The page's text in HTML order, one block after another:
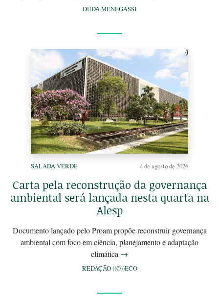
DUDA MENEGASSI
SALADA VERDE 4 de agosto de 2026
Carta pela reconstrução da governança
ambiental será lançada nesta quarta na
Alesp
Documento lançado pelo Proam propõe reconstruir governança
ambiental com foco em ciência, planejamento e adaptação
climática →
REDAÇÃO ((O))ECO